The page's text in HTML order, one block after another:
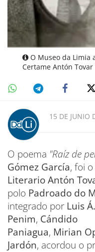
O Museo da Limia
Certame Antón
15 DE JUNIO
O poema "Raíz de
Gómez García, foi
Literario Antón
polo Padroado do
integrado por Luis
Penim, Cándido
Paniagua, Mirian
Jardón, acordou o